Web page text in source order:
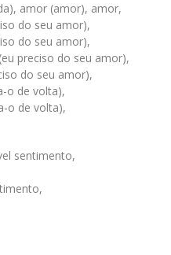
amor (amor), amor,
do seu amor),
do seu amor),
preciso do seu amor),
do seu amor),
o de volta),
o de volta),
sentimento,